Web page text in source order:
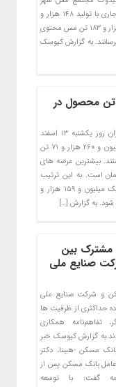
بابک موفق‌شدنددر سال جاری با تولید ۱۴۸ هزار و
۵۸۶ تن کنسانتره و ۳۷ هزار و ۱۸۳ تن مس محتوی
به گزارش کیوسک
تن محصول در
تالارهای بورس کالای ایران روز یکشنبه ۱۳ اسفند
ماه میزبان عرضه یک میلیون و ۲۶۰ هزار و ۷۱ تن
بیشترین عرضه های
است. به این ترتیب
قرار است در این تالار یک میلیون و ۱۵۹ هزار و
مشترک بین
صنایع ملی
و شرکت صنایع ملی
حداکثری از ظرفیت ها
تفاهم‌نامه همکاری
کردند.به گزارش کیوسک خبر
مسکن -هیبنا، دکتر
بانک مسکن پس از
گفت: با توسعه